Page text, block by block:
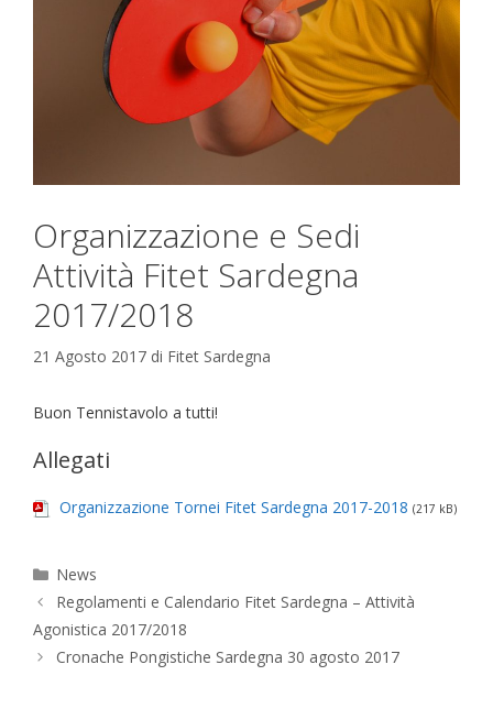
Organizzazione e Sedi
Attività Fitet Sardegna
2017/2018
21 Agosto 2017 di Fitet Sardegna
Buon Tennistavolo a tutti!
Allegati
Organizzazione Tornei Fitet Sardegna 2017-2018 (217 kB)
Categorie
News
Regolamenti e Calendario Fitet Sardegna – Attività
Agonistica 2017/2018
Cronache Pongistiche Sardegna 30 agosto 2017